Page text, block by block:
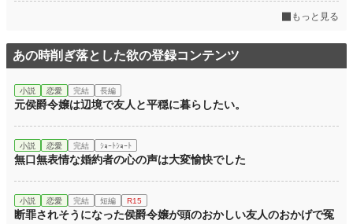
もっと見る
あの時削ぎ落とした欲の登録コンテンツ
小説 恋愛 完結 長編
元侯爵令嬢は辺境で友人と平穏に暮らしたい。
小説 恋愛 完結 ｼｮｰﾄｼｮｰﾄ
無口無表情な婚約者の心の声は大変愉快でした
小説 恋愛 完結 短編 R15
断罪されそうになった侯爵令嬢が頭のおかしい友人のおかげで冤